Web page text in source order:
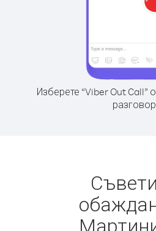
Изберете “Viber Out Call”